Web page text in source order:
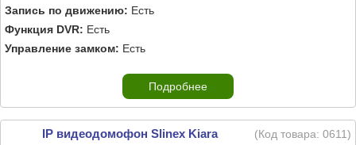
Запись по движению: Есть
Функция DVR: Есть
Управление замком: Есть
Подробнее
IP видеодомофон Slinex Kiara (Код товара: 0611)